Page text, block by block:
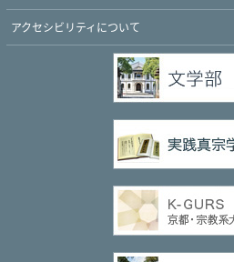
アクセシビリティについて